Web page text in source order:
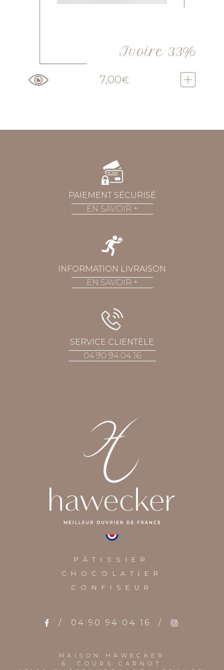
Ivoire 33%
7,00€
PAIEMENT SÉCURISÉ
EN SAVOIR +
INFORMATION LIVRAISON
EN SAVOIR +
SERVICE CLIENTÈLE
04 90 94 04 16
PÂTISSIER
CHOCOLATIER
CONFISEUR
/ 04 90 94 04 16 /
MAISON HAWECKER
6, COURS CARNOT